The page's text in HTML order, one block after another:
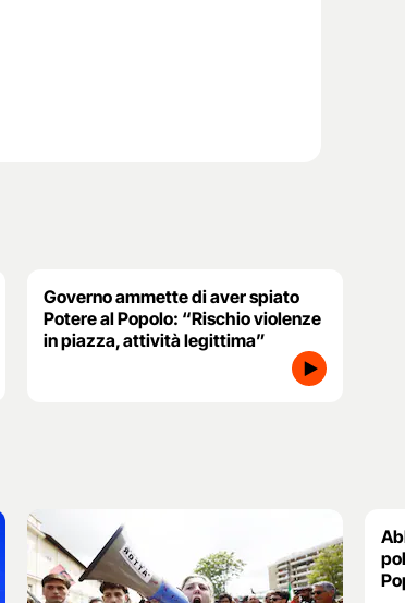
Governo ammette di aver spiato
Potere al Popolo: “Rischio violenze
in piazza, attività legittima”